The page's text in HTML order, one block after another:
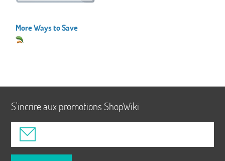
More Ways to Save
S'incrire aux promotions ShopWiki